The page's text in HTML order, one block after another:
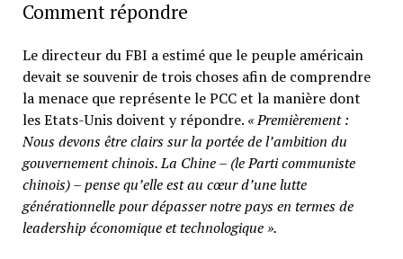
Comment répondre
Le directeur du FBI a estimé que le peuple américain
devait se souvenir de trois choses afin de comprendre
la menace que représente le PCC et la manière dont
les Etats-Unis doivent y répondre. « Premièrement :
Nous devons être clairs sur la portée de l’ambition du
gouvernement chinois. La Chine – (le Parti communiste
chinois) – pense qu’elle est au cœur d’une lutte
générationnelle pour dépasser notre pays en termes de
leadership économique et technologique ».